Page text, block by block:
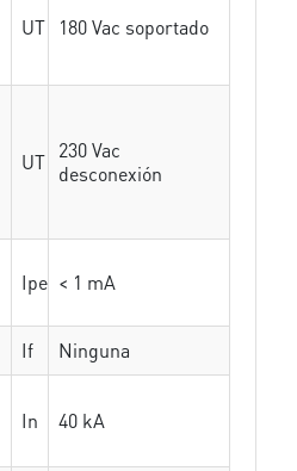
UT 180 Vac soportado
UT 230 Vac
desconexión
Ipe < 1 mA
If
Ninguna
In 40 kA